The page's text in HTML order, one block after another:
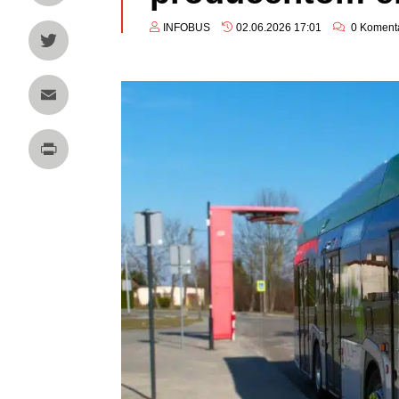
LinkedIn
Twitter
Email
INFOBUS 02.06.2026 17:01 0